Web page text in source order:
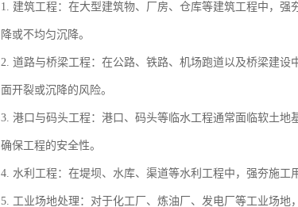
1. 建筑工程：在大型建筑物、厂房、仓库等建筑工程中，
降或不均匀沉降。
2. 道路与桥梁工程：在公路、铁路、机场跑道以及桥梁建
面开裂或沉降的风险。
3. 港口与码头工程：港口、码头等临水工程通常面临软土地
确保工程的安全性。
4. 水利工程：在堤坝、水库、渠道等水利工程中，强夯施工
5. 工业场地处理：对于化工厂、炼油厂、发电厂等工业场